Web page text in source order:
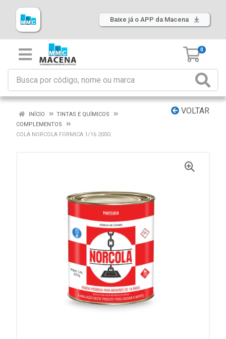
Baixe já o APP da Macena
0
VOLTAR
INÍCIO
TINTAS E QUÍMICOS
COMPLEMENTOS
COLA NORCOLA FORMICA 1/16 200G